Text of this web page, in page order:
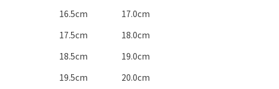
16.5cm
17.0cm
17.5cm
18.0cm
18.5cm
19.0cm
19.5cm
20.0cm